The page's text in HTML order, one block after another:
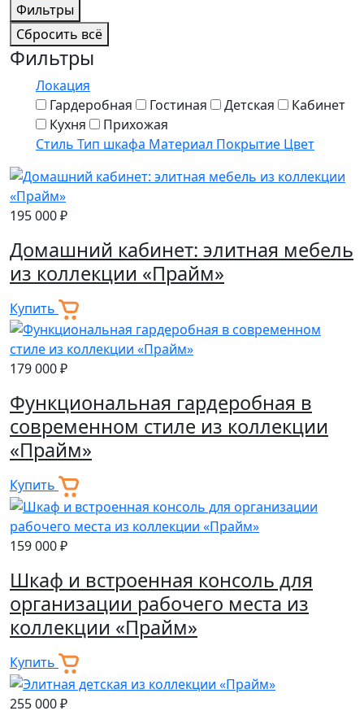
Фильтры
Сбросить всё
Фильтры
Локация
Гардеробная
Гостиная Детская
Кабинет
Кухня
Прихожая
Стиль Тип шкафа Материал Покрытие Цвет
195 000 ₽
Домашний кабинет: элитная мебель
из коллекции «Прайм»
Купить
179 000 ₽
Функциональная гардеробная в
современном стиле из коллекции
«Прайм»
Купить
159 000 ₽
Шкаф и встроенная консоль для
организации рабочего места из
коллекции «Прайм»
Купить
255 000 ₽